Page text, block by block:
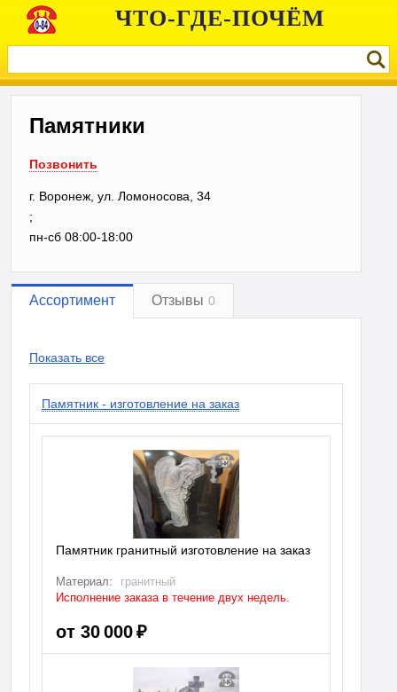
ЧТО-ГДЕ-ПОЧЁМ
Памятники
Позвонить
г. Воронеж, ул. Ломоносова, 34
;
пн-сб 08:00-18:00
Ассортимент Отзывы 0
Показать все
Памятник - изготовление на заказ
Памятник гранитный изготовление на заказ
Материал:
гранитный
Исполнение заказа в течение двух недель.
от 30 000 ₽